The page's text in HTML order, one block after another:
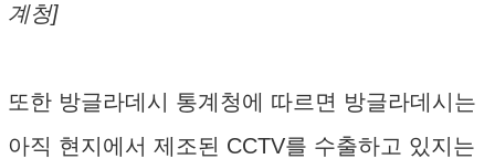
계청]
또한 방글라데시 통계청에 따르면 방글라데시는
아직 현지에서 제조된 CCTV를 수출하고 있지는